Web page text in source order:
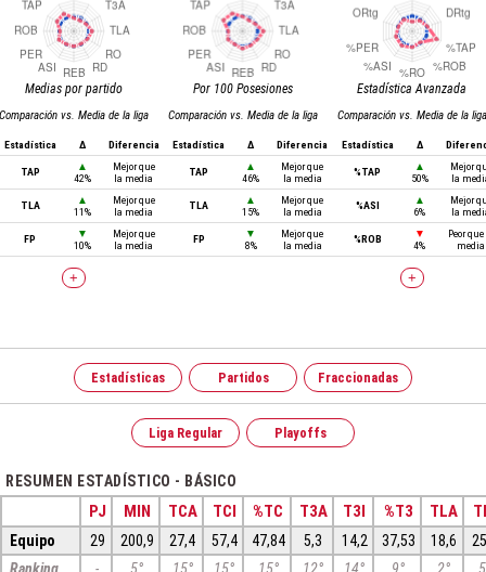
Medias por partido
Comparación vs. Media de la liga
Estadística Δ Diferencia
TAP
▲
42%
Mejor que
la media
TLA
▲
11%
Mejor que
la media
FP
▼
10%
Mejor que
la media
+
Por 100 Posesiones
Comparación vs. Media de la liga
Estadística Δ Diferencia
TAP
▲
46%
Mejor que
la media
TLA
▲
15%
Mejor que
la media
FP
▼
8%
Mejor que
la media
Estadística Avanzada
Comparación vs. Media de la liga
Estadística Δ
%TAP
▲
50%
Mejor
la
%ASI
▲
6%
Mejor
la
%ROB
▼
4%
Peor
media
+
Estadísticas Partidos Fraccionadas
Liga Regular Playoffs
RESUMEN ESTADÍSTICO - BÁSICO
PJ MIN TCA TCI %TC T3A T3I %T3 TLA
Equipo 29 200,9 27,4 57,4 47,84 5,3 14,2 37,53 18,6